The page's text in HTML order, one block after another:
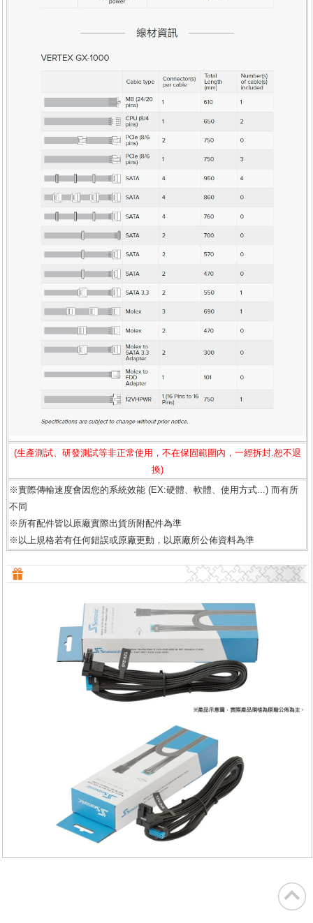
(生產測試、研發測試等非正常使用，不在保固範圍內，一經拆封.恕不退
換)
※實際傳輸速度會因您的系統效能 (EX:硬體、軟體、使用方式...) 而有所
不同
※所有配件皆以原廠實際出貨所附配件為準
※以上規格若有任何錯誤或原廠更動，以原廠所公佈資料為準